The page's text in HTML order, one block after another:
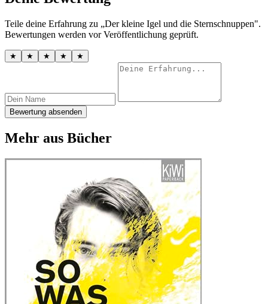
Teile deine Erfahrung zu „Der kleine Igel und die Sternschnuppen".
Bewertungen werden vor Veröffentlichung geprüft.
★ ★ ★ ★ ★
Bewertung absenden
Mehr aus Bücher